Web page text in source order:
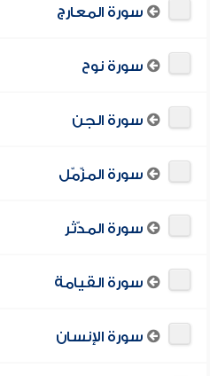
سورة المعارج
سورة نوح
سورة الجن
سورة المزّمّل
سورة المدّثر
سورة القيامة
سورة الإنسان